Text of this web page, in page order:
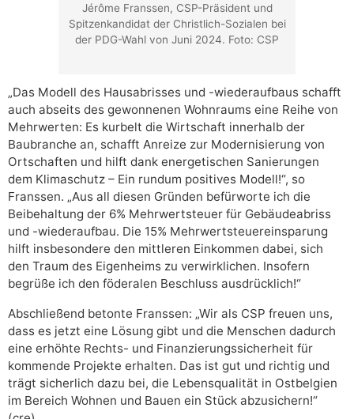
Jérôme Franssen, CSP-Präsident und
Spitzenkandidat der Christlich-Sozialen bei
der PDG-Wahl von Juni 2024. Foto: CSP
„Das Modell des Hausabrisses und -wiederaufbaus schafft
auch abseits des gewonnenen Wohnraums eine Reihe von
Mehrwerten: Es kurbelt die Wirtschaft innerhalb der
Baubranche an, schafft Anreize zur Modernisierung von
Ortschaften und hilft dank energetischen Sanierungen
dem Klimaschutz – Ein rundum positives Modell!“, so
Franssen. „Aus all diesen Gründen befürworte ich die
Beibehaltung der 6% Mehrwertsteuer für Gebäudeabriss
und -wiederaufbau. Die 15% Mehrwertsteuereinsparung
hilft insbesondere den mittleren Einkommen dabei, sich
den Traum des Eigenheims zu verwirklichen. Insofern
begrüße ich den föderalen Beschluss ausdrücklich!“
Abschließend betonte Franssen: „Wir als CSP freuen uns,
dass es jetzt eine Lösung gibt und die Menschen dadurch
eine erhöhte Rechts- und Finanzierungssicherheit für
kommende Projekte erhalten. Das ist gut und richtig und
trägt sicherlich dazu bei, die Lebensqualität in Ostbelgien
im Bereich Wohnen und Bauen ein Stück abzusichern!“